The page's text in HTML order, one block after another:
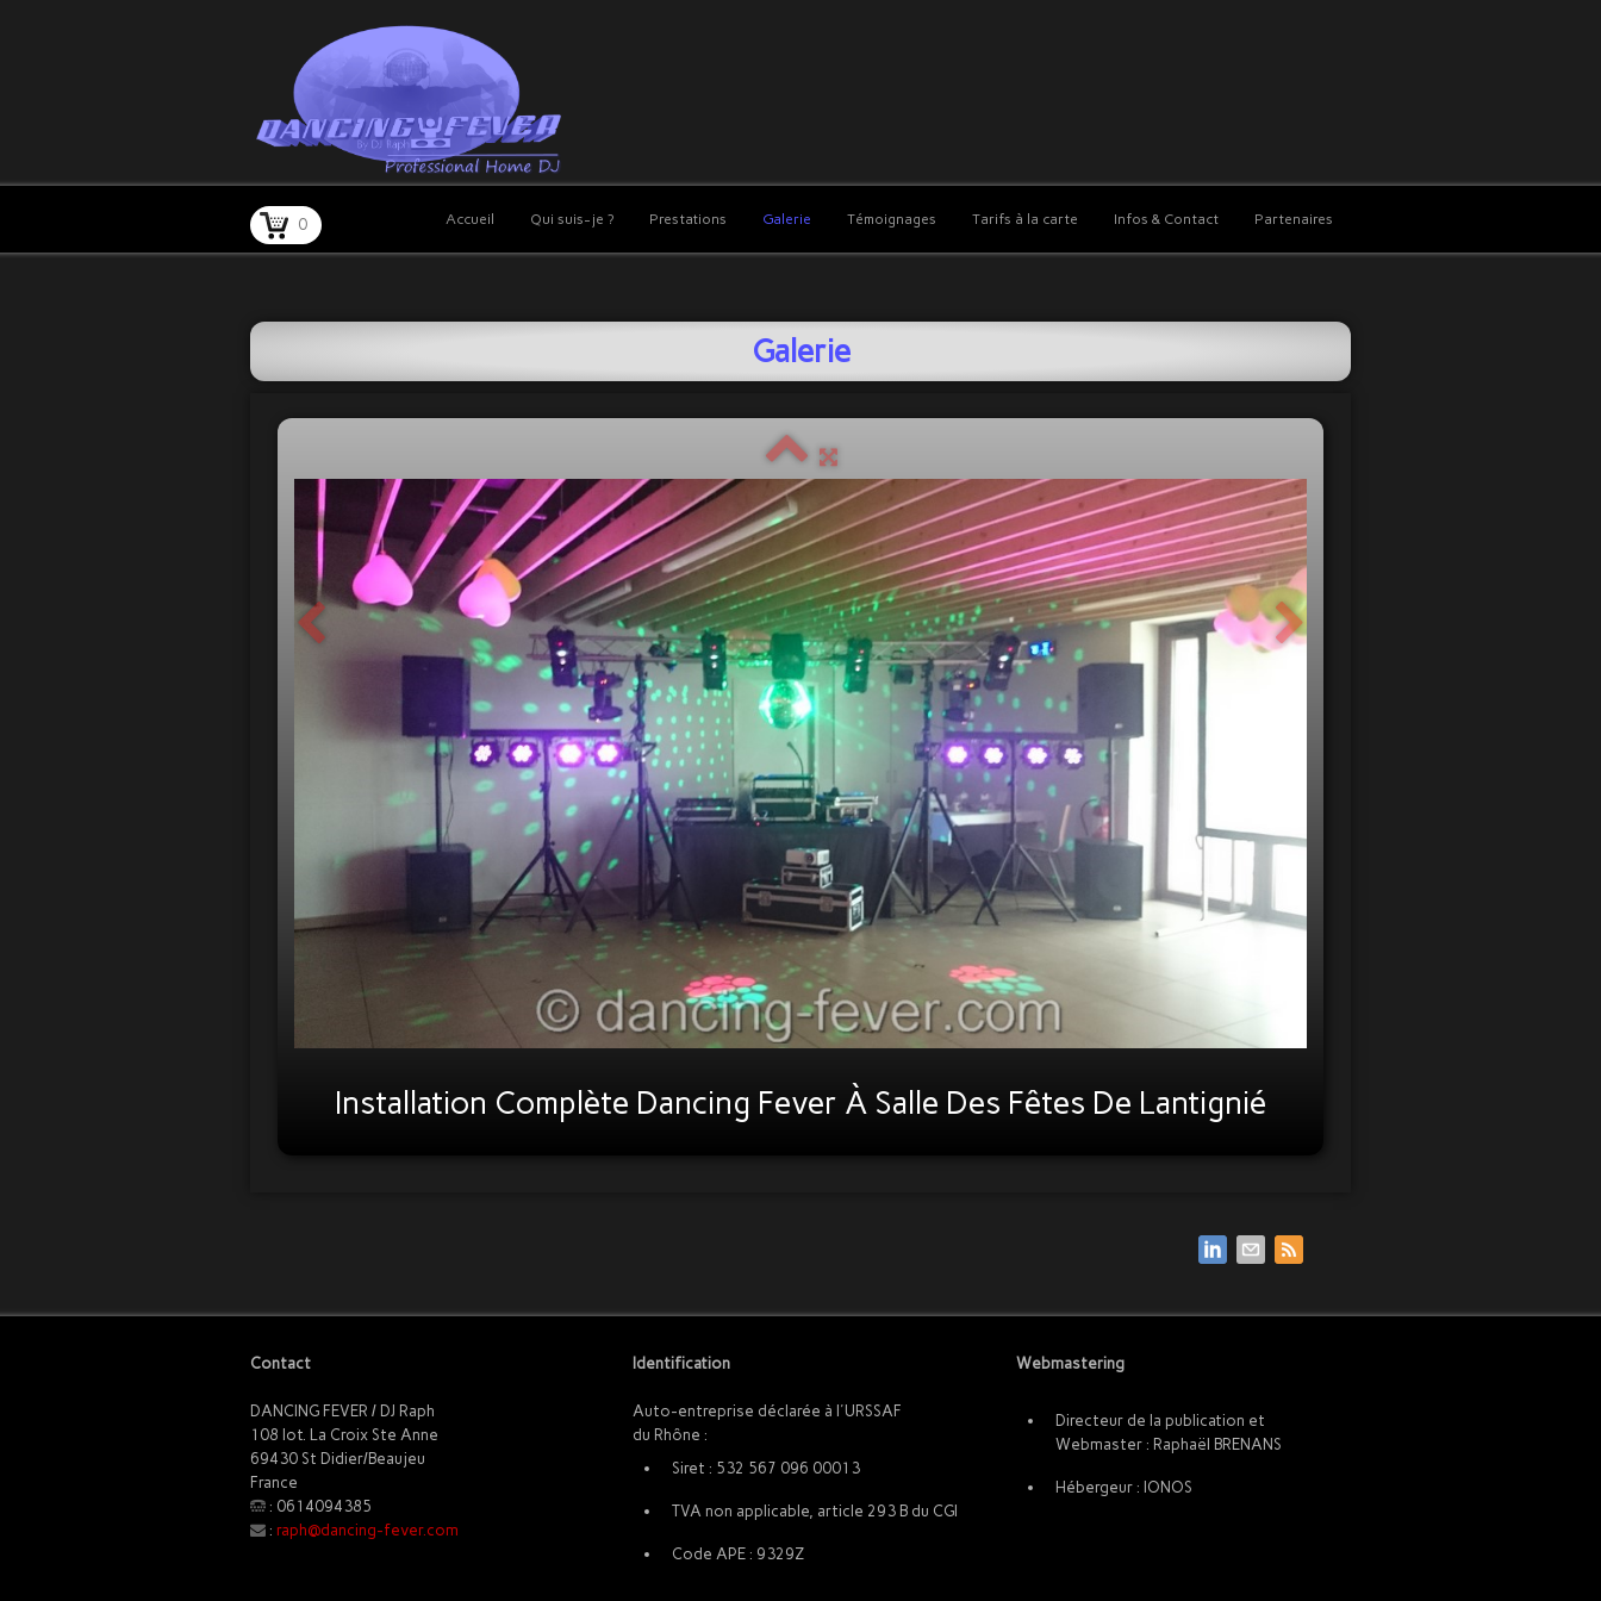
0 Accueil Qui suis-je ? Prestations Galerie Témoignages Tarifs à la carte Infos & Contact Partenaires
Galerie
Installation Complète Dancing Fever À Salle Des Fêtes De Lantignié
Contact
DANCING FEVER / DJ Raph
108 lot. La Croix Ste Anne
69430 St Didier/Beaujeu
France
: 0614094385
: raph@dancing-fever.com
Identification
Auto-entreprise déclarée à l'URSSAF
du Rhône :
Siret : 532 567 096 00013
TVA non applicable, article 293 B du CGI
Code APE : 9329Z
Webmastering
Directeur de la publication et
Webmaster : Raphaël BRENANS
Hébergeur : IONOS